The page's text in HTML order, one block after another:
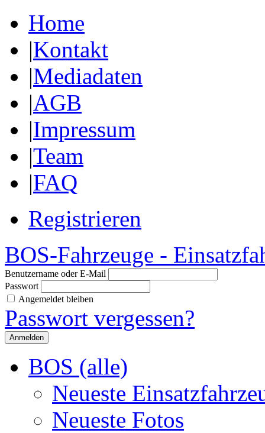
Home
|Kontakt
|Mediadaten
|AGB
|Impressum
|Team
|FAQ
Registrieren
BOS-Fahrzeuge -
Benutzername oder E-Mail
Passwort
Angemeldet bleiben
Passwort vergessen?
BOS (alle)
Neueste
Neueste Fotos